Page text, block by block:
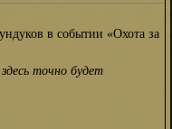
в событии «Охота за
точно будет